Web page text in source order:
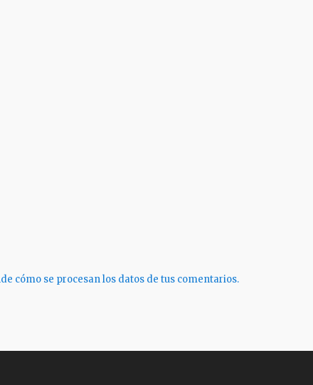
cómo se procesan los datos de tus comentarios.